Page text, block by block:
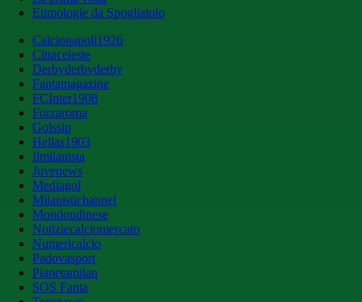
Etimologie da Spogliatoio
Calcionapoli1926
Cittaceleste
Derbyderbyderby
Fantamagazine
FCInter1908
Forzaroma
Golssip
Hellas1903
Ilmilanista
Juvenews
Mediagol
Milanistichannel
Mondoudinese
Notiziecalciomercato
Numericalcio
Padovasport
Pianetamilan
SOS Fanta